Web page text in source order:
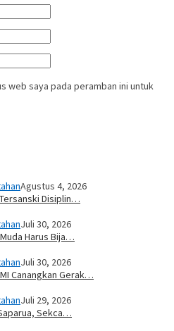
web saya pada peramban ini untuk
Agustus 4, 2026
Disiplin…
Juli 30, 2026
Harus Bija…
Juli 30, 2026
Canangkan Gerak…
Juli 29, 2026
Sekca…